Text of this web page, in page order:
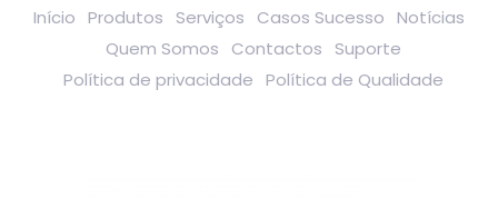
Início Produtos Serviços Casos Sucesso Notícias
Quem Somos
Contactos
Suporte
Política de privacidade Política de Qualidade